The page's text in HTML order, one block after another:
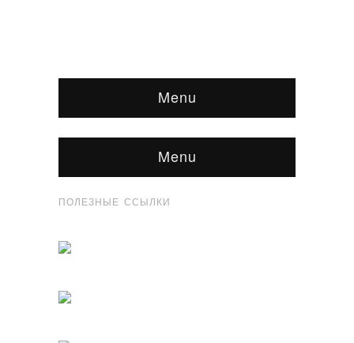
Menu
Menu
ПОЛЕЗНЫЕ ССЫЛКИ